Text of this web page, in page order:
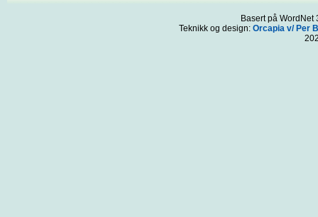
Basert på
Teknikk og design: Orcapia v/ Per